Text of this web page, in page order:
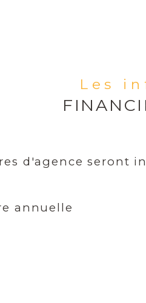
Les
d'agence seront
annuelle